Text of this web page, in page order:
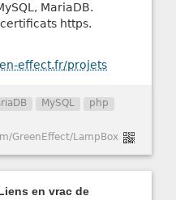
MariaDB.
https.
effect.fr/projets
MySQL
php
GreenEffect/LampBox
en vrac de